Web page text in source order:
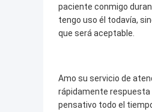
paciente conmigo
tengo uso él todavía,
que será aceptable.
Amo su servicio de
rápidamente respuesta
pensativo todo el